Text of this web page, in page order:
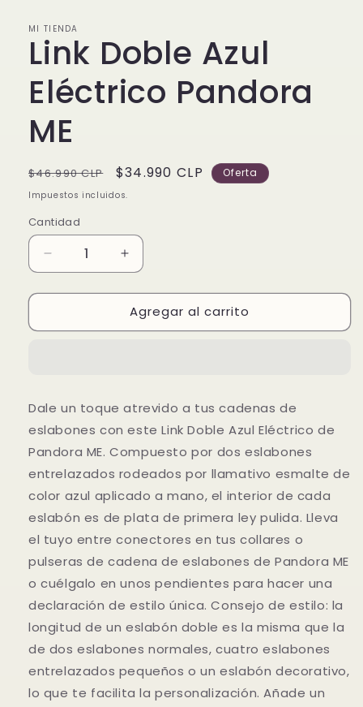
MI TIENDA
Link Doble Azul
Eléctrico Pandora
ME
Precio
habitual
$46.990 CLP
Precio
de
$34.990 CLP Oferta
Impuestos incluidos.
Cantidad
Reducir
cantidad
para
Doble
Aumentar
cantidad
para
Link
Doble
Agregar al carrito
Dale un toque atrevido a tus cadenas de
eslabones con este Link Doble Azul Eléctrico de
Pandora ME. Compuesto por dos eslabones
entrelazados rodeados por llamativo esmalte de
color azul aplicado a mano, el interior de cada
eslabón es de plata de primera ley pulida. Lleva
el tuyo entre conectores en tus collares o
pulseras de cadena de eslabones de Pandora ME
o cuélgalo en unos pendientes para hacer una
declaración de estilo única. Consejo de estilo: la
longitud de un eslabón doble es la misma que la
de dos eslabones normales, cuatro eslabones
entrelazados pequeños o un eslabón decorativo,
lo que te facilita la personalización. Añade un